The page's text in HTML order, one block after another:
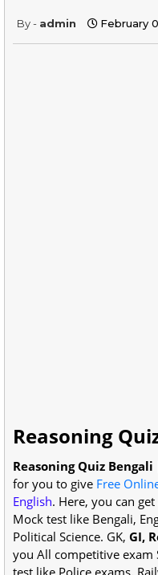
admin February
Reasoning
Reasoning Quiz
for you to give Free
English. Here, you can
Mock test like Bengali,
Political Science. GK, GI,
you All competitive exam